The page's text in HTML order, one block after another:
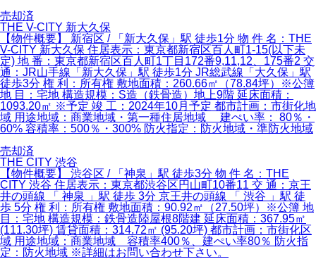
売却済
THE V-CITY 新大久保
【物件概要】 新宿区 / 「新大久保」駅 徒歩1分 物 件 名：THE
V-CITY 新大久保 住居表示：東京都新宿区百人町1-15(以下未
定) 地 番：東京都新宿区百人町1丁目172番9,11,12、175番2 交
通：JR山手線「新大久保」駅 徒歩1分 JR総武線「大久保」駅
徒歩3分 権 利：所有権 敷地面積：260.66㎡（78.84坪）※公簿
地 目：宅地 構造規模：S造（鉄骨造）地上9階 延床面積：
1093.20㎡ ※予定 竣 工：2024年10月予定 都市計画：市街化地
域 用途地域：商業地域・第一種住居地域 建ぺい率： 80％・
60% 容積率：500％・300% 防火指定：防火地域・準防火地域
売却済
THE CITY 渋谷
【物件概要】 渋谷区 / 「神泉」駅 徒歩3分 物 件 名：THE
CITY 渋谷 住居表示：東京都渋谷区円山町10番11 交 通：京王
井の頭線 「 神泉 」駅 徒歩 3分 京王井の頭線 「 渋谷 」駅 徒
歩 5分 権 利：所有権 敷地面積：90.92㎡（27.50坪）※公簿 地
目：宅地 構造規模：鉄骨造陸屋根8階建 延床面積：367.95㎡
(111.30坪) 賃貸面積：314.72㎡ (95.20坪) 都市計画：市街化区
域 用途地域：商業地域 容積率400％、建ぺい率80％ 防火指
定：防火地域 ※詳細はお問い合わせ下さい。